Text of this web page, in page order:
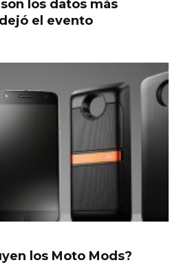
los datos más
el evento
los Moto Mods?